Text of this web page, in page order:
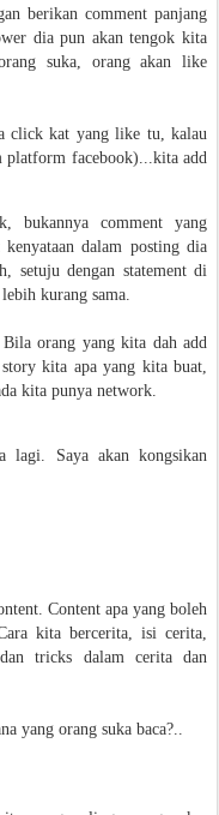
berikan comment panjang
dia pun akan tengok kita
suka, orang akan like
click kat yang like tu, kalau
platform facebook)...kita add
bukannya comment yang
dalam posting dia
setuju dengan statement di
kurang sama.
orang yang kita dah add
kita apa yang kita buat,
kita punya network.
lagi. Saya akan kongsikan
Content apa yang boleh
kita bercerita, isi cerita,
tricks dalam cerita dan
yang orang suka baca?..